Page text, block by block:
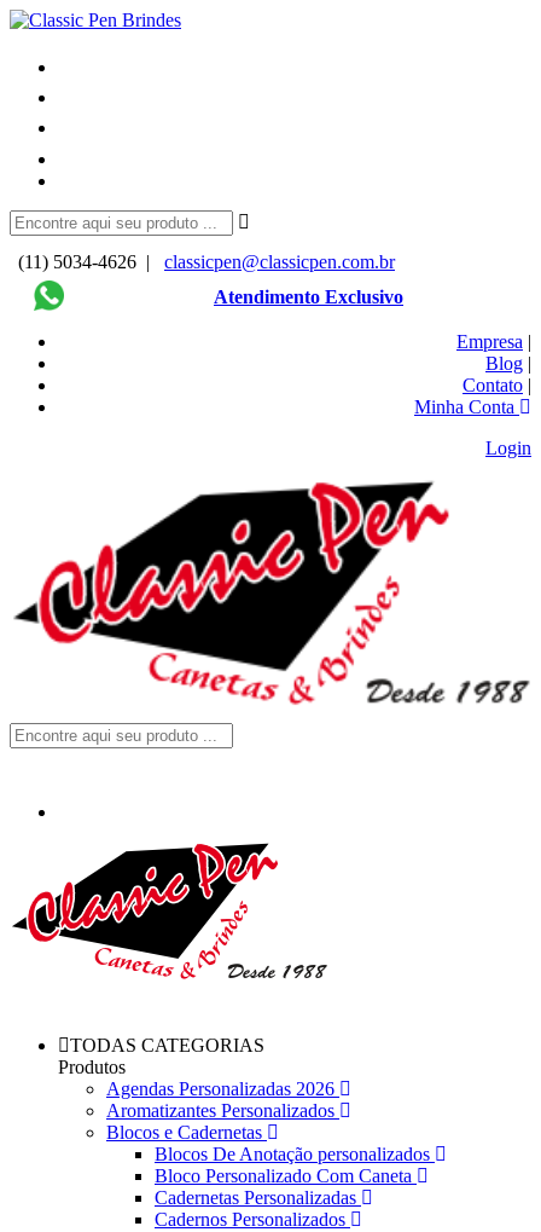
(11) 5034-4626 |
classicpen@classicpen.com.br
Atendimento Exclusivo
Empresa |
Blog |
Contato |
Minha Conta
Login
TODAS CATEGORIAS
Produtos
Agendas Personalizadas 2026
Aromatizantes Personalizados
Blocos e Cadernetas
Blocos De Anotação personalizados
Bloco Personalizado Com Caneta
Cadernetas Personalizadas
Cadernos Personalizados